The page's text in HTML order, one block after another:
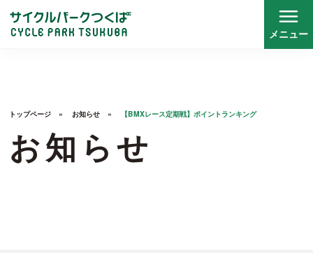
スクール
メニュー
トップページ お知らせ 【BMXレース定期戦】ポイントランキング
お知らせ